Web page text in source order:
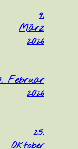
9.
März
2026
Februar
2026
25.
Oktober